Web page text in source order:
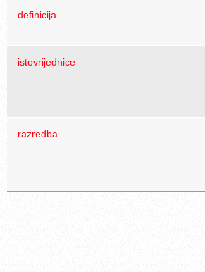
definicija
istovrijednice
razredba